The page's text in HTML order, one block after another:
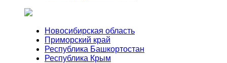
Новосибирская область
Приморский край
Республика Башкортостан
Республика Крым